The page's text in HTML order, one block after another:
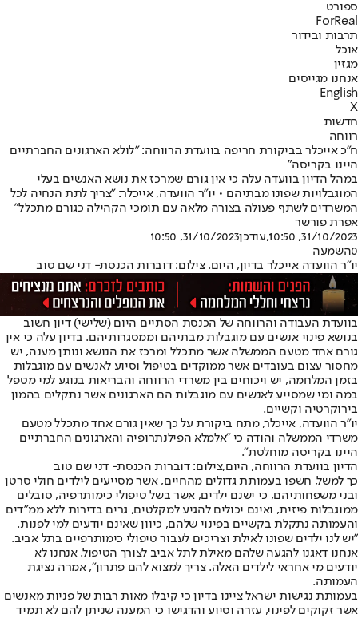
ספורט
ForReal
תרבות ובידור
אוכל
מגזין
אנחנו מגייסים
English
X
חדשות
רווחה
ח"כ אייכלר בביקורת חריפה בוועדת הרווחה: "לולא הארגונים החברתיים
היינו בקריסה"
במהל הדיון בוועדה עלה כי אין גורם שמרכז את נושא האנשים בעלי
המוגבלויות שפונו מבתיהם • יו"ר הוועדה, אייכלר: "צריך לתת הנחיה לכל
המשרדים לשתף פעולה בצורה מלאה עם תומכי הקהילה כגורם מתכלל"
אפרת פורשר
31/10/2023, 10:50
,עודכן31/10/2023, 10:50
0השמעה
יו"ר הוועדה אייכלר בדיון, היום. צילום: דוברות הכנסת- דני שם טוב
בוועדת העבודה והרווחה של הכנסת הסתיים היום (שלישי) דיון חשוב
בנושא פינוי אנשים עם מוגבלות מבתיהם וממסגרותיהם. בדיון עלה כי אין
גורם אחד מטעם הממשלה אשר מתכלל ומרכז את הנושא ונותן מענה, יש
מחסור עצום בעובדים אשר ממוקדים בטיפול וסיוע לאנשים עם מוגבלות
בזמן המלחמה, יש ויכוחים בין משרדי הרווחה והבריאות בנוגע למי מטפל
במה ומי שמסייע לאנשים עם מוגבלות הם הארגונים אשר נתקלים בהמון
בירוקרטיה וקשיים.
יו"ר הוועדה, אייכלר, מתח ביקורת על כך שאין גורם אחד מתכלל מטעם
משרדי הממשלה והודה כי "אלמלא הפילנתרופיה והארגונים החברתיים
היינו בקריסה מוחלטת".
הדיון בוועדת הרווחה, היום,צילום: דוברות הכנסת- דני שם טוב
כך למשל, חשפו בעמותת גדולים מהחיים, אשר מסייעים לילדים חולי סרטן
ובני משפחותיהם, כי ישנם ילדים, אשר בשל טיפולי כימותרפיה, סובלים
ממוגבלות פיזית, ואינם יכולים להגיע למקלטים, גרים בדירות ללא ממ"דים
והעמותה נתקלת בקשיים בפינוי שלהם, כיוון שאינם יודעים למי לפנות.
"יש לנו ילדים שפונו לאילת וצריכים לעבור טיפולי כימותרפיים בתל אביב.
אנחנו דאגנו להגעה שלהם מאילת לתל אביב לצורך הטיפול. אנחנו לא
יודעים מי אחראי לילדים האלה. צריך למצוא להם פתרון", אמרה נציגת
העמותה.
בעמותת נגישות ישראל ציינו בדיון כי קיבלו מאות רבות של פניות מאנשים
אשר זקוקים לפינוי, עזרה וסיוע והדגישו כי המענה שניתן להם לא תמיד